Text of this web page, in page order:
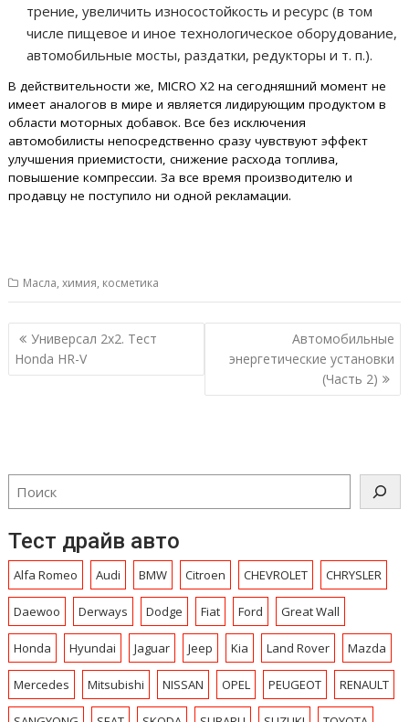
трение, увеличить износостойкость и ресурс (в том
числе пищевое и иное технологическое оборудование,
автомобильные мосты, раздатки, редукторы и т. п.).
В действительности же, MICRO Х2 на сегодняшний момент не
имеет аналогов в мире и является лидирующим продуктом в
области моторных добавок. Все без исключения
автомобилисты непосредственно сразу чувствуют эффект
улучшения приемистости, снижение расхода топлива,
повышение компрессии. За все время производителю и
продавцу не поступило ни одной рекламации.
Масла, химия, косметика
Навигация
по
записям
Универсал 2х2. Тест
Honda HR-V
Автомобильные
энергетические установки
(Часть 2)
Тест драйв авто
Alfa Romeo Audi BMW Citroen CHEVROLET CHRYSLЕR
Daewoo Derways Dodge Fiat Ford Great Wall
Honda Hyundai Jaguar Jeep Kia Land Rover Mazda
Mercedes Mitsubishi NISSAN OPEL PEUGEOT RENAULT